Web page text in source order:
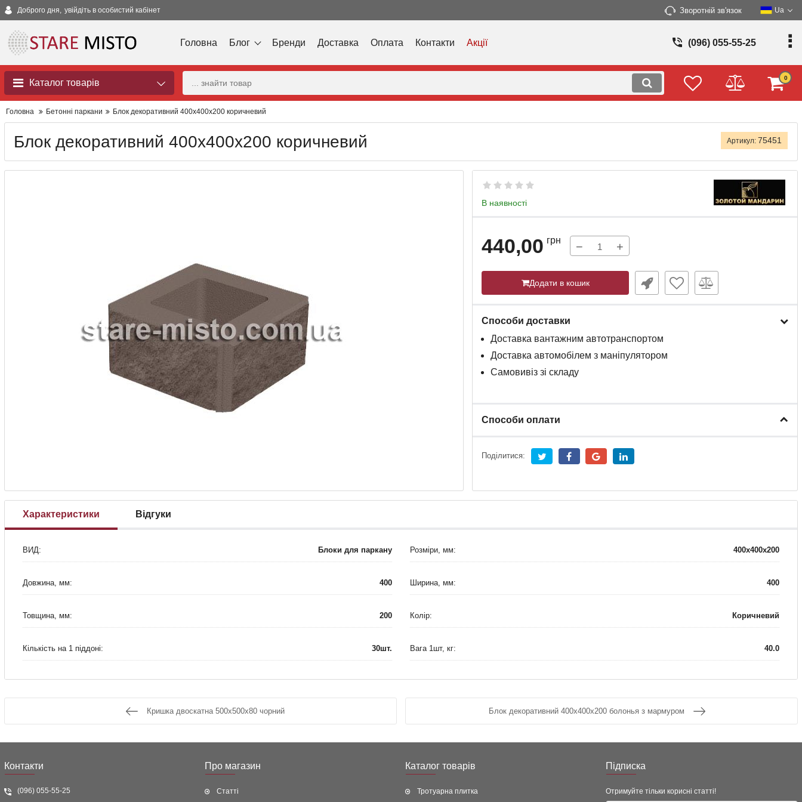
Доброго дня, увійдіть в особистий кабінет Зворотній зв'язок Ua
Головна Блог Бренди Доставка Оплата Контакти Акції (096) 055-55-25
Каталог товарів 0
Головна Бетонні паркани Блок декоративний 400x400x200 коричневий
Блок декоративний 400x400x200 коричневий Артикул: 75451
В наявності
440,00 грн − +
Додати в кошик
Способи доставки
Доставка вантажним автотранспортом
Доставка автомобілем з маніпулятором
Самовивіз зі складу
Способи оплати
Поділитися:
Характеристики Відгуки
ВИД: Блоки для паркану Розміри, мм: 400x400x200
Довжина, мм: 400 Ширина, мм: 400
Товщина, мм: 200 Колір: Коричневий
Кількість на 1 піддоні: 30шт. Вага 1шт, кг: 40.0
Кришка двоскатна 500x500x80 чорний Блок декоративний 400x400x200 болонья з мармуром
Контакти
(096) 055-55-25
Про магазин
Статті
Каталог товарів
Тротуарна плитка
Підписка
Отримуйте тільки корисні статті!